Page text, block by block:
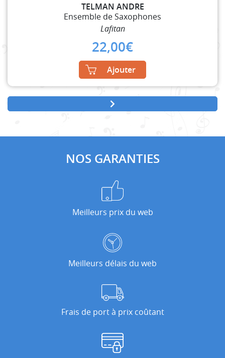
TELMAN ANDRE
Ensemble de Saxophones
Lafitan
22,00€
Ajouter
NOS GARANTIES
Meilleurs prix du web
Meilleurs délais du web
Frais de port à prix coûtant